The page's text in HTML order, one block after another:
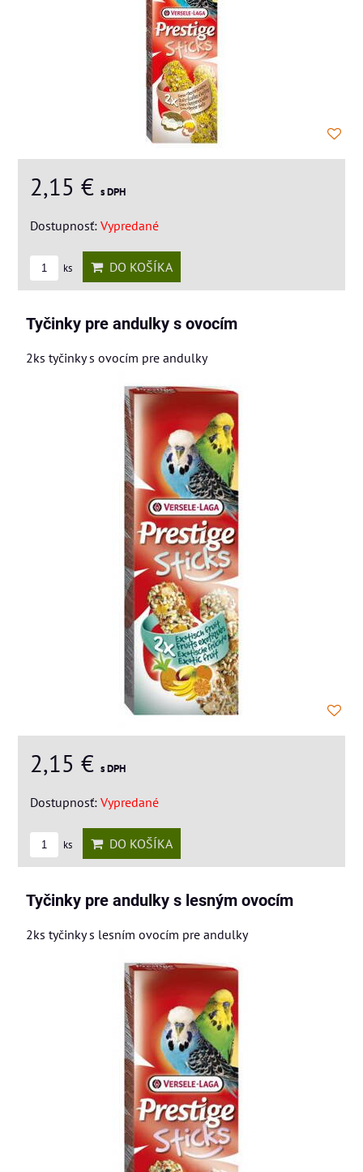
2,15 € s DPH
Dostupnosť: Vypredané
ks DO KOŠÍKA
Tyčinky pre andulky s ovocím
2ks tyčinky s ovocím pre andulky
2,15 € s DPH
Dostupnosť: Vypredané
ks DO KOŠÍKA
Tyčinky pre andulky s lesným ovocím
2ks tyčinky s lesním ovocím pre andulky